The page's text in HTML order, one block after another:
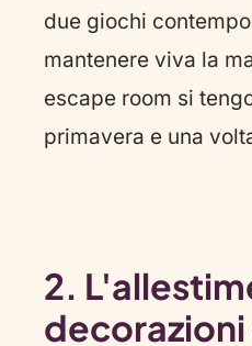
due giochi
mantenere viva la
escape room si
primavera e una
2.
decorazioni